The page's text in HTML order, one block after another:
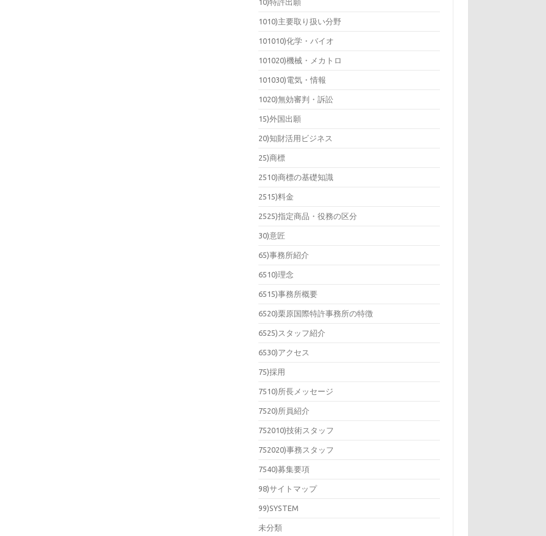
10)特許出願
1010)主要取り扱い分野
101010)化学・バイオ
101020)機械・メカトロ
101030)電気・情報
1020)無効審判・訴訟
15)外国出願
20)知財活用ビジネス
25)商標
2510)商標の基礎知識
2515)料金
2525)指定商品・役務の区分
30)意匠
65)事務所紹介
6510)理念
6515)事務所概要
6520)栗原国際特許事務所の特徴
6525)スタッフ紹介
6530)アクセス
75)採用
7510)所長メッセージ
7520)所員紹介
752010)技術スタッフ
752020)事務スタッフ
7540)募集要項
98)サイトマップ
99)SYSTEM
未分類